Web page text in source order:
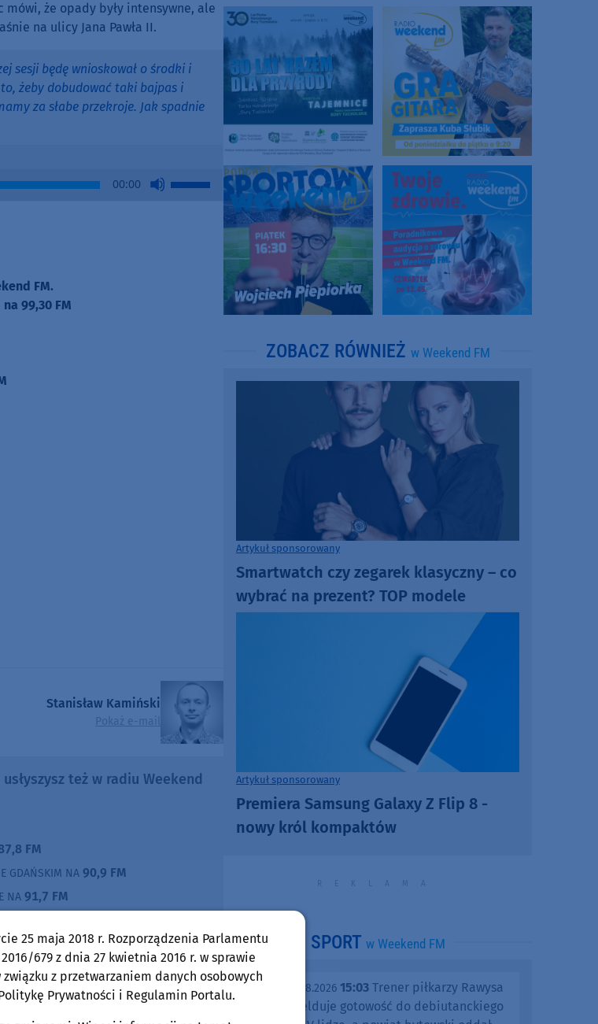
że opady były intensywne, ale
na ulicy Jana Pawła II.
sesji będę wnioskował o środki i
żeby dobudować taki bajpas i
za słabe przekroje. Jak spadnie
00:00
Use
Up/Down
FM.
99,30 FM
Stanisław Kamiński
Pokaż e-mail
też w radiu Weekend
FM
GDAŃSKIM NA 90,9 FM
NA 91,7 FM
CZŁUCHOWIE I TUCHOLI NA99,30 FM
105,8 FM
ZOBACZ RÓWNIEŻ w Weekend FM
Artykuł sponsorowany
Smartwatch czy zegarek klasyczny – co
wybrać na prezent? TOP modele
Artykuł sponsorowany
Premiera Samsung Galaxy Z Flip 8 -
nowy król kompaktów
SPORT w Weekend FM
piątek, 07.08.2026 15:03 Trener piłkarzy Rawysa
Raciąż melduje gotowość do debiutanckiego
25 maja 2018 r. Rozporządzenia Parlamentu
679 z dnia 27 kwietnia 2016 r. w sprawie
z przetwarzaniem danych osobowych
Prywatności i Regulamin Portalu.